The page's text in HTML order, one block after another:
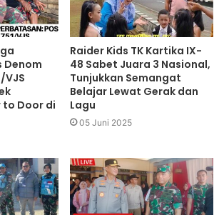
Denom
VJS
to Door di
Raider Kids TK Kartika IX-
48 Sabet Juara 3 Nasional,
Tunjukkan Semangat
Belajar Lewat Gerak dan
Lagu
05 Juni 2025